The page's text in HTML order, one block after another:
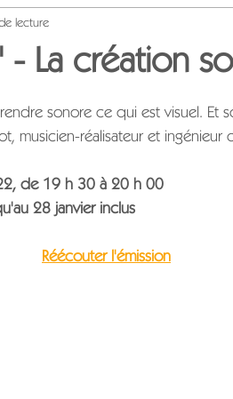
- La création
lecture
sonore ce qui est visuel. Et
musicien-réalisateur et ingénieur
de 19 h 30 à 20 h 00
28 janvier inclus
Réécouter l'émission